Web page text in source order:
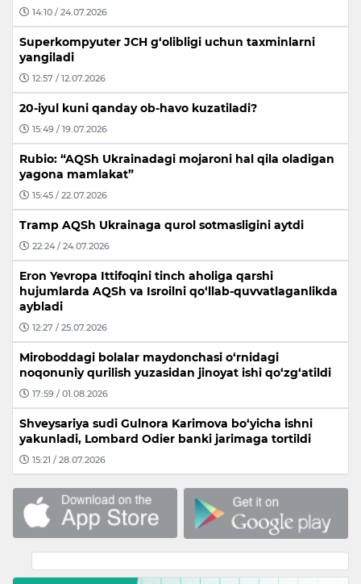
14:10 / 24.07.2026
Superkompyuter JCH g‘olibligi uchun taxminlarni
yangiladi
12:57 / 12.07.2026
20-iyul kuni qanday ob-havo kuzatiladi?
15:49 / 19.07.2026
Rubio: “AQSh Ukrainadagi mojaroni hal qila oladigan
yagona mamlakat”
15:45 / 22.07.2026
Tramp AQSh Ukrainaga qurol sotmasligini aytdi
22:24 / 24.07.2026
Eron Yevropa Ittifoqini tinch aholiga qarshi
hujumlarda AQSh va Isroilni qo‘llab-quvvatlaganlikda
aybladi
12:27 / 25.07.2026
Miroboddagi bolalar maydonchasi o‘rnidagi
noqonuniy qurilish yuzasidan jinoyat ishi qo‘zg‘atildi
17:59 / 01.08.2026
Shveysariya sudi Gulnora Karimova bo‘yicha ishni
yakunladi, Lombard Odier banki jarimaga tortildi
15:21 / 28.07.2026